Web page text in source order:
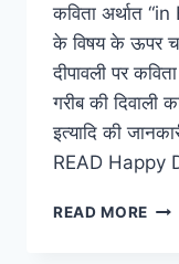
कविता अर्थात
के विषय के ऊपर
दीपावली पर
गरीब की दिवाली
इत्यादि की
READ Happy
READ MORE